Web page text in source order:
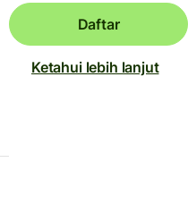
Daftar
Ketahui lebih lanjut